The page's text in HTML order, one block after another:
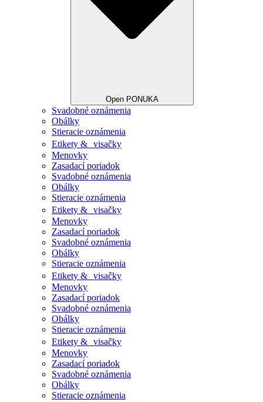
Open PONUKA
Svadobné oznámenia
Obálky
Stieracie oznámenia
Etikety & visačky
Menovky
Zasadací poriadok
Svadobné oznámenia
Obálky
Stieracie oznámenia
Etikety & visačky
Menovky
Zasadací poriadok
Svadobné oznámenia
Obálky
Stieracie oznámenia
Etikety & visačky
Menovky
Zasadací poriadok
Svadobné oznámenia
Obálky
Stieracie oznámenia
Etikety & visačky
Menovky
Zasadací poriadok
Svadobné oznámenia
Obálky
Stieracie oznámenia